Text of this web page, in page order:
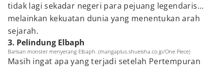
tidak lagi sekadar negeri para pejuang legendaris…
melainkan kekuatan dunia yang menentukan arah
sejarah.
3. Pelindung Elbaph
Barisan monster menyerang Elbaph. (mangaplus.shueisha.co.jp/One Piece)
Masih ingat apa yang terjadi setelah Pertempuran